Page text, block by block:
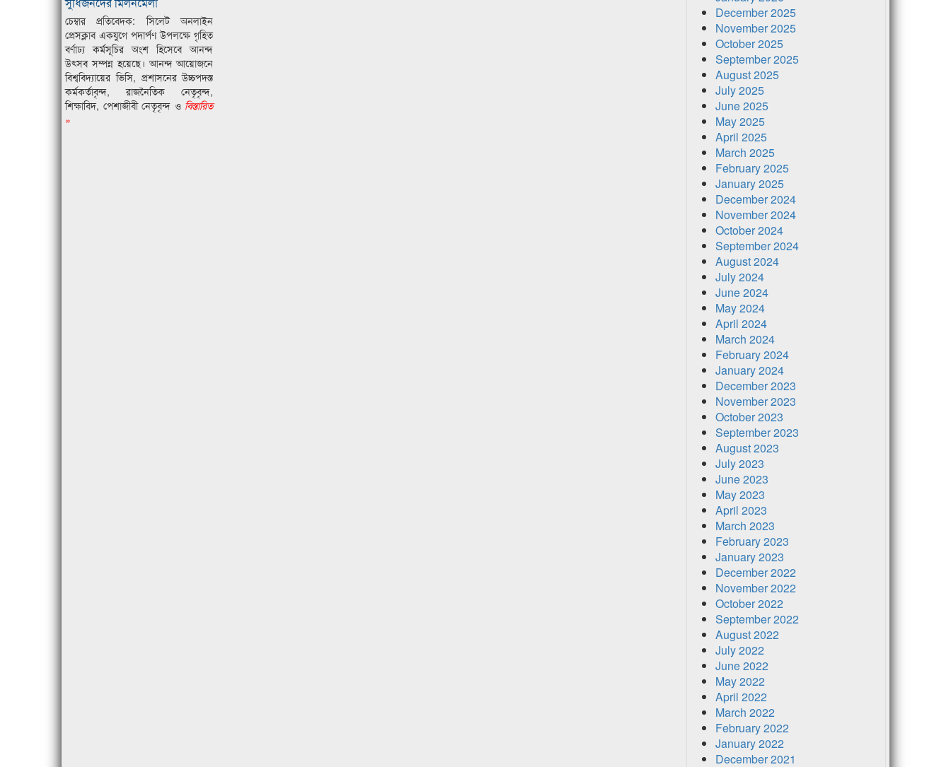
চেম্বার প্রতিবেদক: সিলেট অনলাইন
প্রেসক্লাব একযুগে পদার্পণ উপলক্ষে গৃহিত
বর্ণাঢ্য কর্মসূচির অংশ হিসেবে আনন্দ
উৎসব সম্পন্ন হয়েছে। আনন্দ আয়োজনে
বিশ্ববিদ্যায়ের ভিসি, প্রশাসনের উচ্চপদস্ত
কর্মকর্তাবৃন্দ, রাজনৈতিক নেতৃবৃন্দ,
শিক্ষাবিদ, পেশাজীবী নেতৃবৃন্দ ওবিস্তারিত
»
December 2025
November 2025
October 2025
September 2025
August 2025
July 2025
June 2025
May 2025
April 2025
March 2025
February 2025
January 2025
December 2024
November 2024
October 2024
September 2024
August 2024
July 2024
June 2024
May 2024
April 2024
March 2024
February 2024
January 2024
December 2023
November 2023
October 2023
September 2023
August 2023
July 2023
June 2023
May 2023
April 2023
March 2023
February 2023
January 2023
December 2022
November 2022
October 2022
September 2022
August 2022
July 2022
June 2022
May 2022
April 2022
March 2022
February 2022
January 2022
December 2021